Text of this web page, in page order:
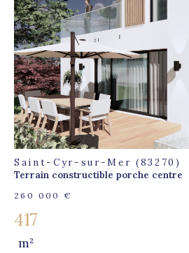
voir le
bien
Saint-Cyr-sur-Mer (83270)
Terrain constructible porche centre
260 000 €
417
m²